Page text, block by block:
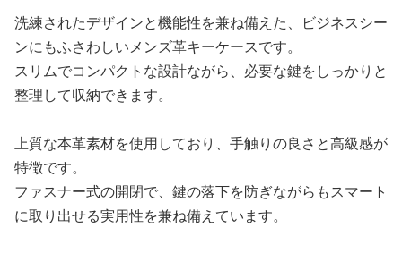
洗練されたデザインと機能性を兼ね備えた、ビジネスシー
ンにもふさわしいメンズ革キーケースです。
スリムでコンパクトな設計ながら、必要な鍵をしっかりと
整理して収納できます。
上質な本革素材を使用しており、手触りの良さと高級感が
特徴です。
ファスナー式の開閉で、鍵の落下を防ぎながらもスマート
に取り出せる実用性を兼ね備えています。